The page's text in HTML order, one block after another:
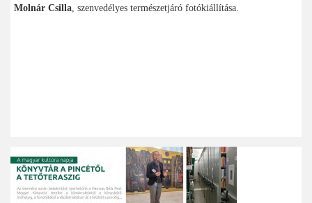
Molnár Csilla, szenvedélyes természetjáró fotókiállítása.